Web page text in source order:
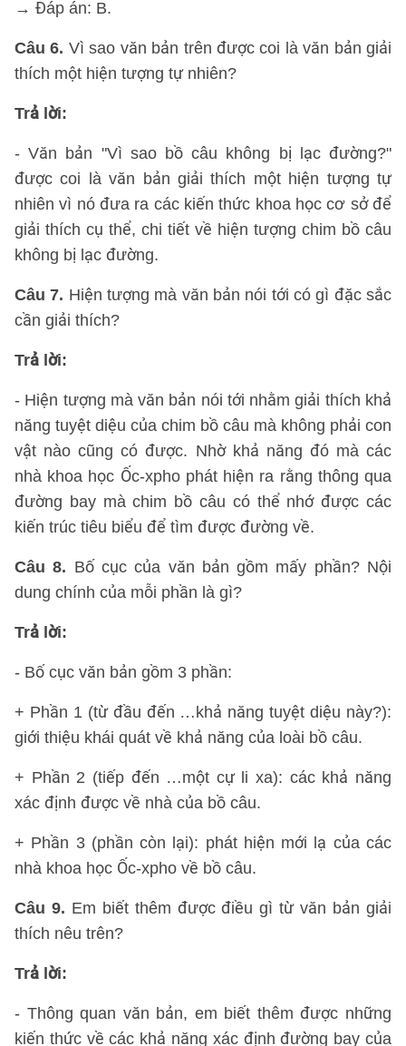
→ Đáp án: B.
Câu 6. Vì sao văn bản trên được coi là văn bản giải
thích một hiện tượng tự nhiên?
Trả lời:
- Văn bản "Vì sao bồ câu không bị lạc đường?"
được coi là văn bản giải thích một hiện tượng tự
nhiên vì nó đưa ra các kiến thức khoa học cơ sở để
giải thích cụ thể, chi tiết về hiện tượng chim bồ câu
không bị lạc đường.
Câu 7. Hiện tượng mà văn bản nói tới có gì đặc sắc
cần giải thích?
Trả lời:
- Hiện tượng mà văn bản nói tới nhằm giải thích khả
năng tuyệt diệu của chim bồ câu mà không phải con
vật nào cũng có được. Nhờ khả năng đó mà các
nhà khoa học Ốc-xpho phát hiện ra rằng thông qua
đường bay mà chim bồ câu có thể nhớ được các
kiến trúc tiêu biểu để tìm được đường về.
Câu 8. Bố cục của văn bản gồm mấy phần? Nội
dung chính của mỗi phần là gì?
Trả lời:
- Bố cục văn bản gồm 3 phần:
+ Phần 1 (từ đầu đến …khả năng tuyệt diệu này?):
giới thiệu khái quát về khả năng của loài bồ câu.
+ Phần 2 (tiếp đến …một cự li xa): các khả năng
xác định được về nhà của bồ câu.
+ Phần 3 (phần còn lại): phát hiện mới lạ của các
nhà khoa học Ốc-xpho về bồ câu.
Câu 9. Em biết thêm được điều gì từ văn bản giải
thích nêu trên?
Trả lời:
- Thông quan văn bản, em biết thêm được những
kiến thức về các khả năng xác định đường bay của